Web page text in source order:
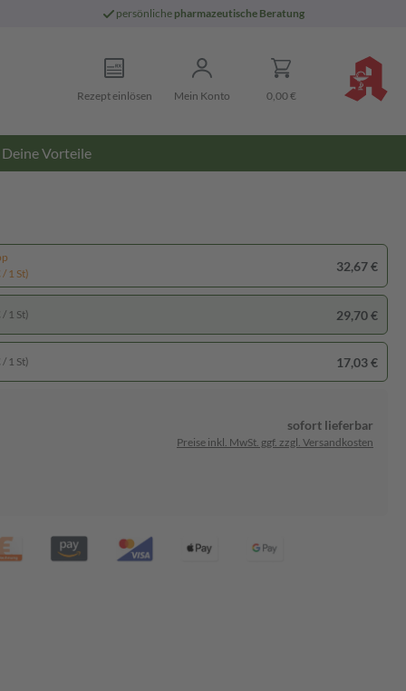
persönliche pharmazeutische Beratung
Rezept einlösen Mein Konto 0,00 €
Deine Vorteile
1 St)
32,67 €
1 St) 29,70 €
1 St) 17,03 €
sofort lieferbar
Preise inkl. MwSt. ggf. zzgl. Versandkosten